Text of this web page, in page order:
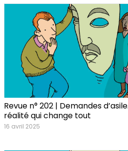
Revue n° 202 | Demandes
réalité qui change tout
16 avril 2025